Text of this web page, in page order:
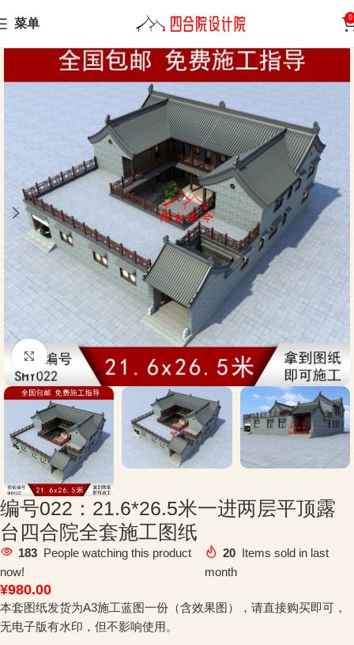
菜单 0
Home Siheyuan
Click to enlarge
编号022：21.6*26.5米一进两层平顶露
台四合院全套施工图纸
183 People watching this product
now!
20 Items sold in last
month
¥980.00
本套图纸发货为A3施工蓝图一份（含效果图），请直接购买即可，
无电子版有水印，但不影响使用。